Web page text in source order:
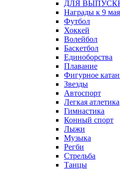
ДЛЯ
Награды к 9 мая
Футбол
Хоккей
Волейбол
Баскетбол
Единоборства
Плавание
Фигурное
Звезды
Автоспорт
Легкая атлетика
Гимнастика
Конный спорт
Лыжи
Музыка
Регби
Стрельба
Танцы